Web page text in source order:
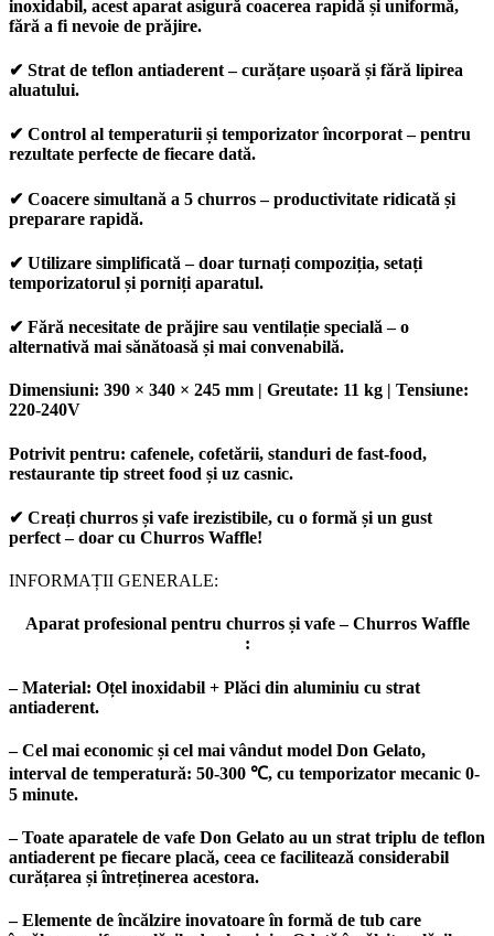
inoxidabil, acest aparat asigură coacerea rapidă și uniformă,
fără a fi nevoie de prăjire.
✔ Strat de teflon antiaderent– curățare ușoară și fără lipirea
aluatului.
✔ Control al temperaturii și temporizator încorporat– pentru
rezultate perfecte de fiecare dată.
✔ Coacere simultană a 5 churros– productivitate ridicată și
preparare rapidă.
✔ Utilizare simplificată – doar turnați compoziția, setați
temporizatorul și porniți aparatul.
✔ Fără necesitate de prăjire sau ventilație specială – o
alternativă mai sănătoasă și mai convenabilă.
Dimensiuni: 390 × 340 × 245 mm | Greutate: 11 kg | Tensiune:
220-240V
Potrivit pentru: cafenele, cofetării, standuri de fast-food,
restaurante tip street food și uz casnic.
✔ Creați churros și vafe irezistibile, cu o formă și un gust
perfect – doar cu Churros Waffle!
INFORMAȚII GENERALE:
Aparat profesional pentru churros și vafe – Churros Waffle
:
– Material: Oțel inoxidabil + Plăci din aluminiu cu strat
antiaderent.
– Cel mai economic și cel mai vândut model Don Gelato,
interval de temperatură: 50-300 ℃, cu temporizator mecanic 0-
5 minute.
– Toate aparatele de vafe Don Gelato au un strat triplu de teflon
antiaderent pe fiecare placă, ceea ce facilitează considerabil
curățarea și întreținerea acestora.
– Elemente de încălzire inovatoare în formă de tub care